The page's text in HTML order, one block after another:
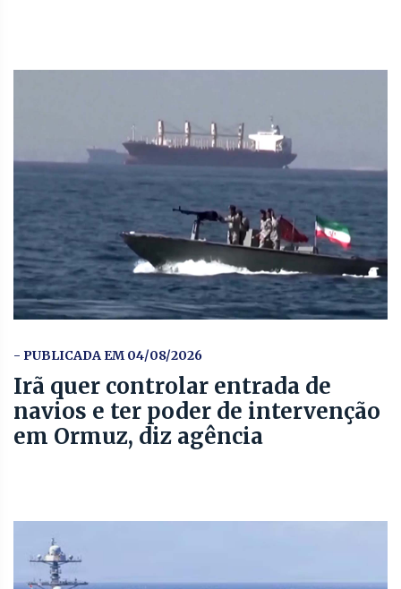
- PUBLICADA EM 04/08/2026
Irã quer controlar entrada de
navios e ter poder de intervenção
em Ormuz, diz agência